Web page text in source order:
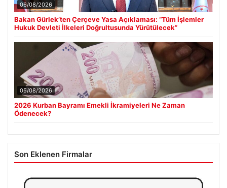
06/08/2026
Bakan Gürlek’ten Çerçeve Yasa Açıklaması: “Tüm İşlemler
Hukuk Devleti İlkeleri Doğrultusunda Yürütülecek”
05/08/2026
2026 Kurban Bayramı Emekli İkramiyeleri Ne Zaman
Ödenecek?
Son Eklenen Firmalar